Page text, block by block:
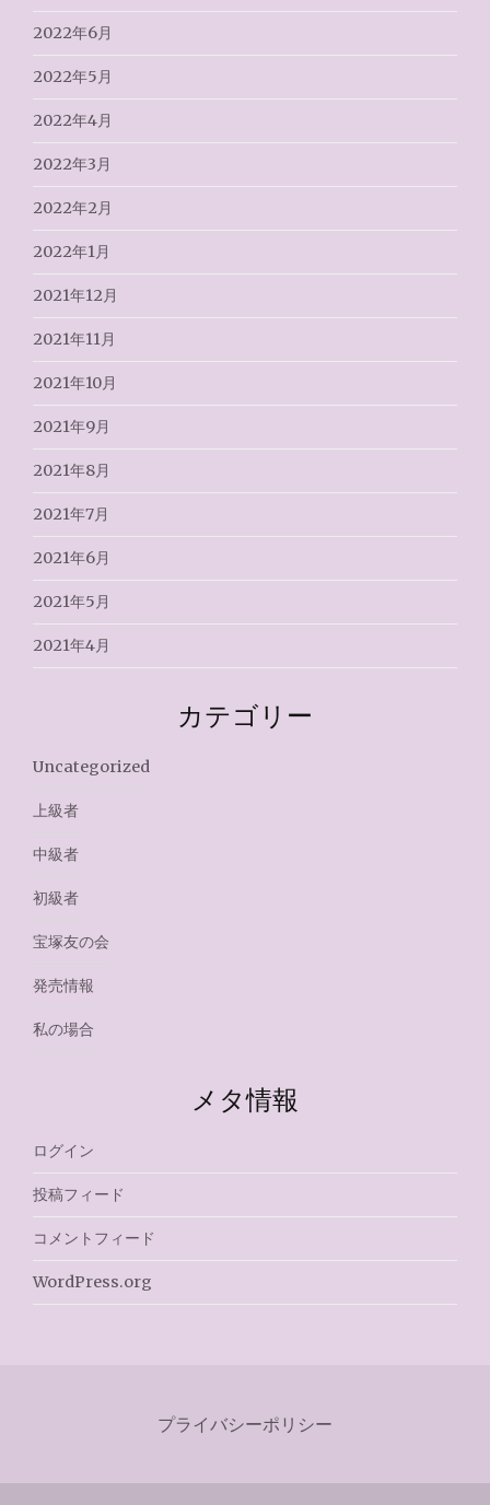
2022年6月
2022年5月
2022年4月
2022年3月
2022年2月
2022年1月
2021年12月
2021年11月
2021年10月
2021年9月
2021年8月
2021年7月
2021年6月
2021年5月
2021年4月
カテゴリー
Uncategorized
上級者
中級者
初級者
宝塚友の会
発売情報
私の場合
メタ情報
ログイン
投稿フィード
コメントフィード
WordPress.org
プライバシーポリシー